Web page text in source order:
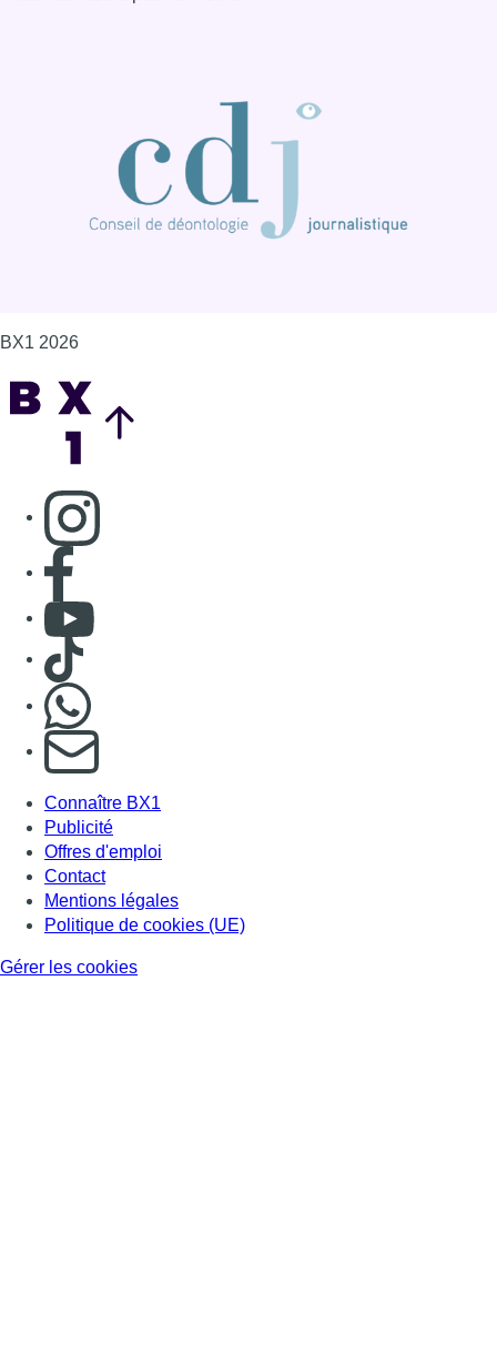
BX1 2026
Consulter page Instagram
Consulter page Facebook
Consulter Youtube
Consulter TikTok
S'abonner à notre newsletter
Connaître BX1
Publicité
Offres d'emploi
Contact
Mentions légales
Politique de cookies (UE)
Gérer les cookies